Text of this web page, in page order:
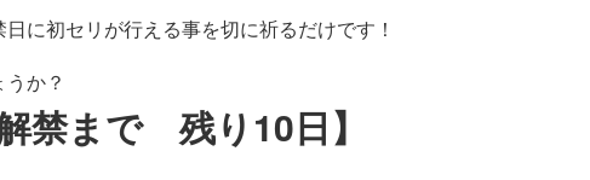
に初セリが行える事を切に祈るだけです！
か？
禁まで 残り10日】